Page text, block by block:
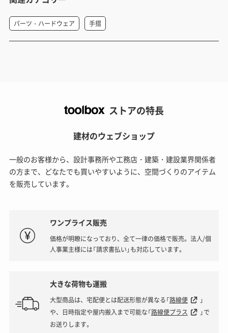
パーツ・ハードウェア 手摺
ストアの特長
建材のウェブショップ
一般のお客様から、設計事務所や工務店・建築・建設業界関係者
の方まで、どなたでも買いやすいように、空間づくりのアイテム
を販売しています。
ワンプライス販売
価格が明瞭になっており、全て一律の価格で販売。法人/個
人事業主様には「請求書払い」も対応しています。
大きな荷物も運搬
大型商品は、宅配便とは配送形態が異なる「路線便
」
や、日時指定や屋内搬入まで可能な「路線便プラス
」で
お送りします。